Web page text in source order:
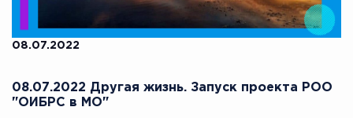
08.07.2022
08.07.2022 Другая жизнь. Запуск проекта РОО
"ОИБРС в МО"